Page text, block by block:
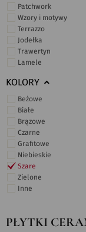
Patchwork
Wzory i motywy
Terrazzo
Jodełka
Trawertyn
Lamele
KOLORY
Beżowe
Białe
Brązowe
Czarne
Grafitowe
Niebieskie
Szare
Zielone
Inne
PŁYTKI